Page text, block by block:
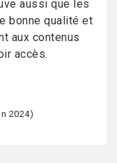
aussi que les
bonne qualité et
aux contenus
accès.
2024)